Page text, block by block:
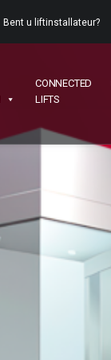
Bent u liftinstallateur?
CONNECTED
LIFTS